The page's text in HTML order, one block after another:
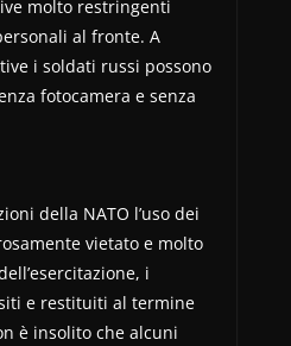
molto restringenti
al fronte. A
i soldati russi possono
fotocamera e senza
della NATO l’uso dei
vietato e molto
i
e restituiti al termine
è insolito che alcuni